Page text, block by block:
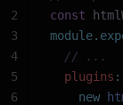
const
  // ...
  plugins
:
    new
2
3
4
5
6